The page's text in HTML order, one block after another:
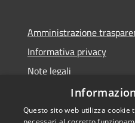
Amministrazione
Informativa privacy
Note legali
Dichiarazione di
Questo sito web utilizza